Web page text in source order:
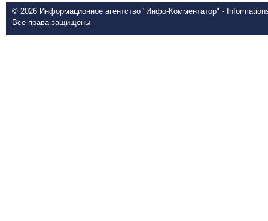
© 2026 Информационное агентство "Инфо-Комментатор" -
Все права защищены